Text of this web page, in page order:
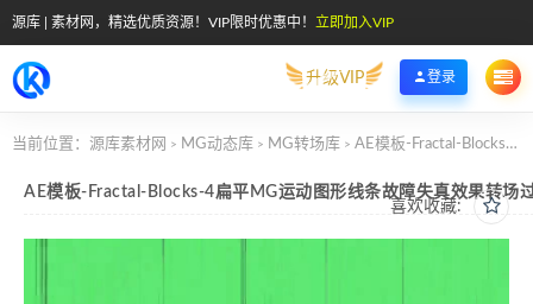
源库 | 素材网，精选优质资源！VIP限时优惠中！ 立即加入VIP
升级VIP 登录
当前位置： 源库素材网 > MG动态库 > MG转场库 > AE模板-Fractal-Blocks-4扁平MG运动图形线条故障失真效果转场过渡动画
喜欢收藏:
AE模板-Fractal-Blocks-4扁平MG运动图形线条故障失真效果转场